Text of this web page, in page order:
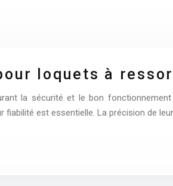
loquets à
la sécurité et le bon
fiabilité est essentielle. La précision de